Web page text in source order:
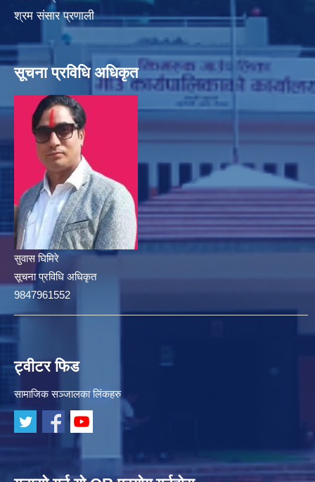
श्रम संसार प्रणाली
सूचना प्रविधि अधिकृत
सुवास घिमिरे
सूचना प्रविधि अधिकृत
9847961552
ट्वीटर फिड
सामाजिक सञ्जालका लिंकहरु